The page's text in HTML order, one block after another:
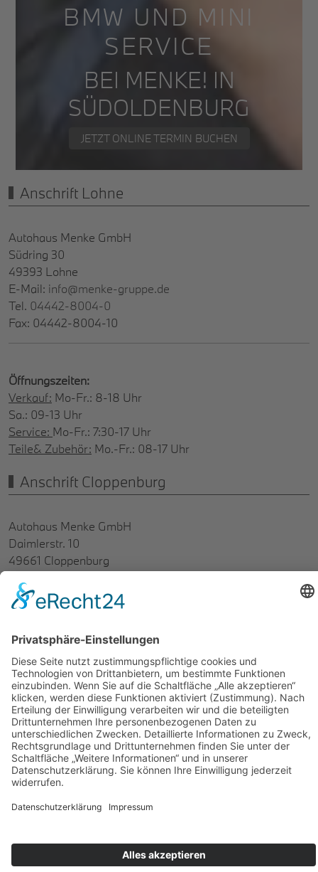
BMW UND MINI
SERVICE
BEI MENKE! IN
SÜDOLDENBURG
JETZT ONLINE TERMIN BUCHEN
Anschrift Lohne
Autohaus Menke GmbH
Südring 30
49393 Lohne
E-Mail: info@menke-gruppe.de
Tel. 04442-8004-0
Fax: 04442-8004-10
Öffnungszeiten:
Verkauf: Mo-Fr.: 8-18 Uhr
Sa.: 09-13 Uhr
Service: Mo-Fr.: 7:30-17 Uhr
Teile& Zubehör: Mo.-Fr.: 08-17 Uhr
Anschrift Cloppenburg
Autohaus Menke GmbH
Daimlerstr. 10
49661 Cloppenburg
Tel.04471-18438-0
Fax: 04471-4473
Öffnungszeiten:
Verkauf:Mo-Fr.: 8-18 Uhr
Sa.: 09-13 Uhr
Service:Mo-Fr.: 7:30-17 Uhr
Teile& Zubehör:Mo.-Fr.: 08-17 Uhr
Datenschutzerklärung
Impressum
© Menke Gruppe | BMW Service in Südoldenburg 2026,
Powered byWebmoves